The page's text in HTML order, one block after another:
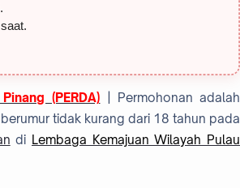
(PERDA) | Permohonan adalah
tidak kurang dari 18 tahun pada
di Lembaga Kemajuan Wilayah Pulau